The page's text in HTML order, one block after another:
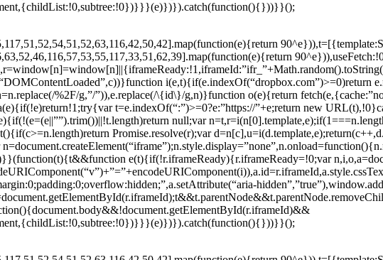
i(e,t){if(e.indexOf(“dropbox.com”)>=0)return
%2F/g,”/”)),e.replace(/\{id\}/g,n)}function o(e){return
t=e.indexOf(“:”)>=0?e:”https://”+e;return new
null;var
Promise.resolve(r);var
e(t){if(!r.iframeReady){r.iframeReady=!0;var